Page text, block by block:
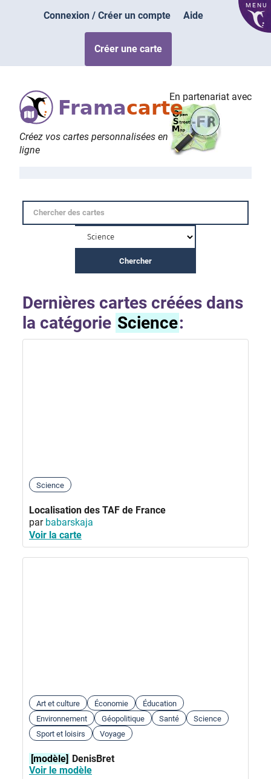
MENU
Connexion / Créer un compte Aide
Créer une carte
En partenariat avec
Framacarte
Créez vos cartes personnalisées en
ligne
Dernières cartes créées dans
la catégorie Science:
Science
Localisation des TAF de France
par babarskaja
Voir la carte
Art et culture Économie
Éducation
Environnement
Géopolitique Santé
Science
Sport et loisirs
Voyage
[modèle] DenisBret
Voir le modèle